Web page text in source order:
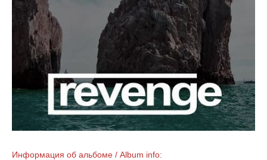
Информация об альбоме / Album info: